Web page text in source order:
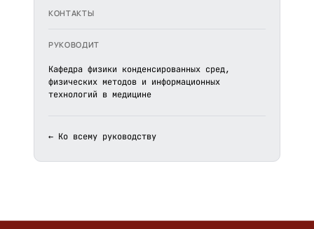
КОНТАКТЫ
РУКОВОДИТ
Кафедра физики конденсированных сред,
физических методов и информационных
технологий в медицине
← Ко всему руководству